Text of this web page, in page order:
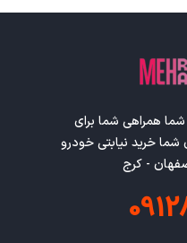
همراهی شما برای
شما خرید نیابتی خودرو
- کرج